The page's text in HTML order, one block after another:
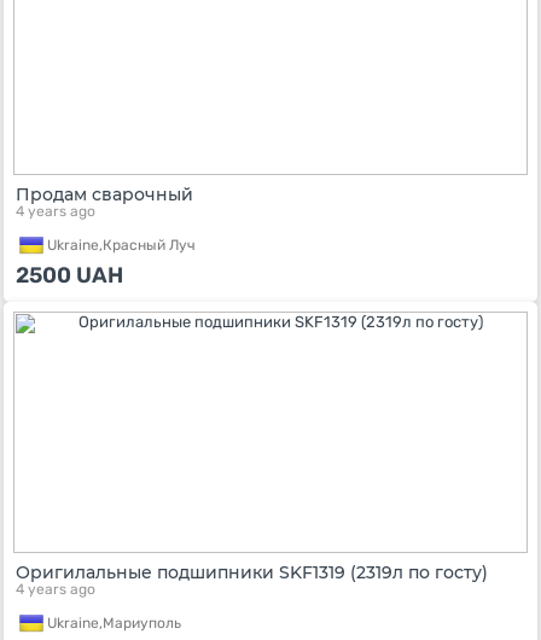
Продам сварочный
4 years ago
Ukraine,Красный Луч
2500 UAH
Оригилальные подшипники SKF1319 (2319л по госту)
4 years ago
Ukraine,Мариуполь